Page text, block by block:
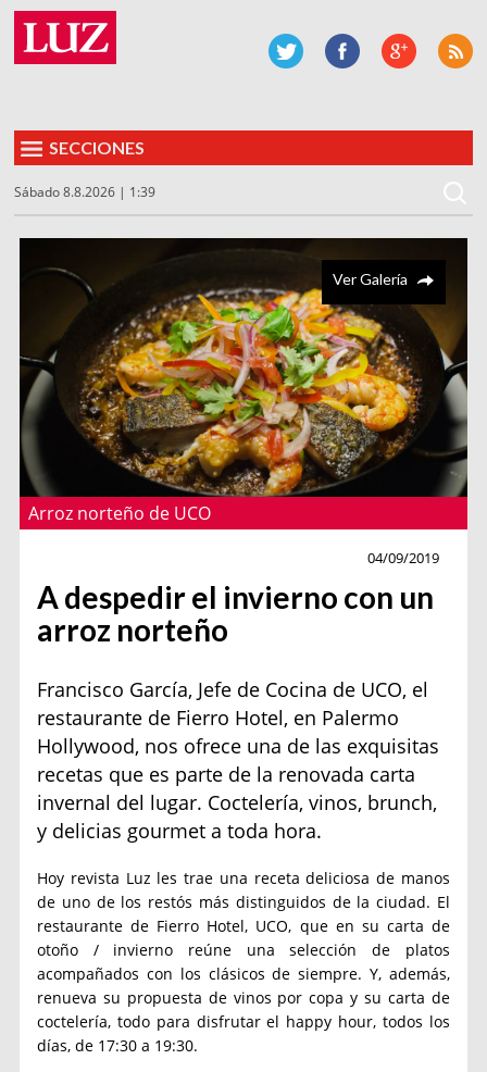
SECCIONES
Sábado 8.8.2026 | 1:39
Ver Galería
Arroz norteño de UCO
04/09/2019
A despedir el invierno con un
arroz norteño
Francisco García, Jefe de Cocina de UCO, el
restaurante de Fierro Hotel, en Palermo
Hollywood, nos ofrece una de las exquisitas
recetas que es parte de la renovada carta
invernal del lugar. Coctelería, vinos, brunch,
y delicias gourmet a toda hora.
Hoy revista Luz les trae una receta deliciosa de manos
de uno de los restós más distinguidos de la ciudad. El
restaurante de Fierro Hotel, UCO, que en su carta de
otoño / invierno reúne una selección de platos
acompañados con los clásicos de siempre. Y, además,
renueva su propuesta de vinos por copa y su carta de
coctelería, todo para disfrutar el happy hour, todos los
días, de 17:30 a 19:30.